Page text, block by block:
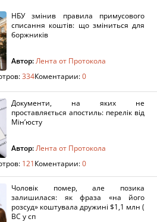
НБУ змінив правила примусового
списання коштів: що зміниться для
боржників
Автор:Лента от Протокола
334Коментарии:0
Документи, на яких не
проставляється апостиль: перелік від
Мін’юсту
Автор:Лента от Протокола
121Коментарии:0
Чоловік помер, але позика
залишилася: як фраза «на його
розсуд» коштувала дружині $1,1 млн (
ВС у сп